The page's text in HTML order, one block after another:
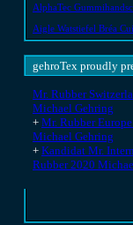
AlphaTec
Aigle Watstiefel Bréa
gehroTex proudly
Mr. Rubber
Michael Gehring
+ Mr. Rubber
Michael Gehring
+ Kandidat Mr.
Rubber 2020